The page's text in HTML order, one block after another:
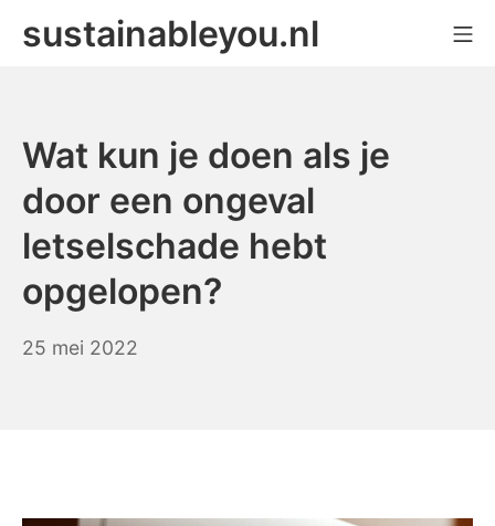
naarsustainableyou.nl
Wat kun je doen als je
door een ongeval
letselschade hebt
opgelopen?
25 mei 2022